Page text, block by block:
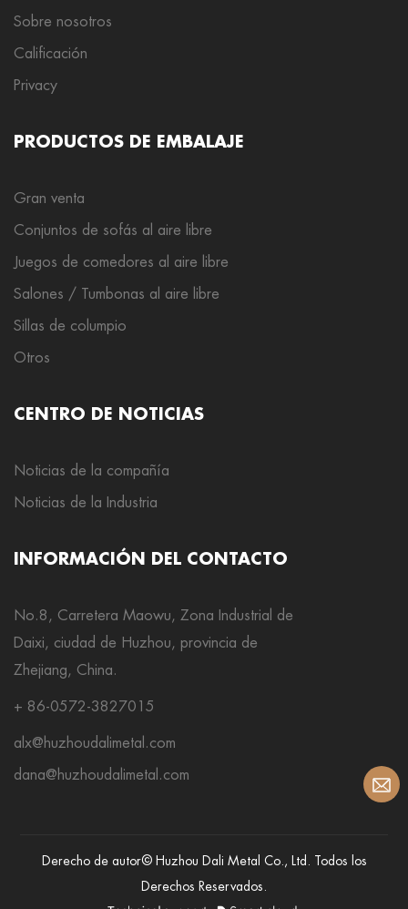
Sobre nosotros
Calificación
Privacy
PRODUCTOS DE EMBALAJE
Gran venta
Conjuntos de sofás al aire libre
Juegos de comedores al aire libre
Salones / Tumbonas al aire libre
Sillas de columpio
Otros
CENTRO DE NOTICIAS
Noticias de la compañía
Noticias de la Industria
INFORMACIÓN DEL CONTACTO
No.8, Carretera Maowu, Zona Industrial de
Daixi, ciudad de Huzhou, provincia de
Zhejiang, China.
+ 86-0572-3827015
alx@huzhoudalimetal.com
dana@huzhoudalimetal.com
Derecho de autor© Huzhou Dali Metal Co., Ltd. Todos los
Derechos Reservados.